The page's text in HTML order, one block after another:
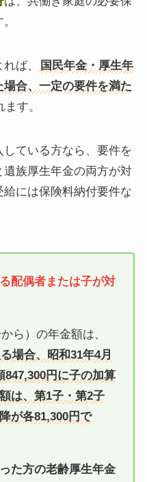
ば、
国民年金・厚生年
合、一定の要件を満た
ます。
ている方なら、要件を
族厚生年金の両方が対
には保険料納付要件な
配偶者または子が対
ら）の年金額は、
場合、昭和31年4月
847,300円に子の加算
は、第1子・第2子
が各81,300円で
た方の老齢厚生年金